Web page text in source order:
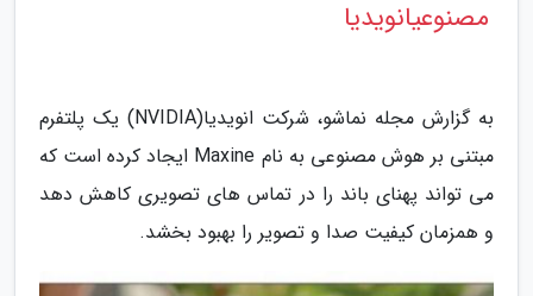
مصنوعیانویدیا
به گزارش مجله نماشو، شرکت انویدیا(NVIDIA) یک پلتفرم
مبتنی بر هوش مصنوعی به نام Maxine ایجاد کرده است که
می تواند پهنای باند را در تماس های تصویری کاهش دهد
و همزمان کیفیت صدا و تصویر را بهبود بخشد.